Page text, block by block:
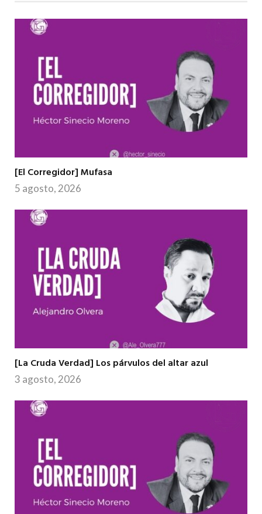
[El Corregidor] Mufasa
5 agosto, 2026
[La Cruda Verdad] Los párvulos del altar azul
3 agosto, 2026